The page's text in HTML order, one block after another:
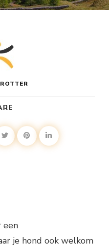
een
je hond ook welkom